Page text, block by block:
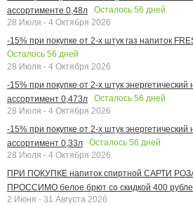
ассортименте 0,48л
Осталось 56 дней
28 Июля - 4 Октября 2026
-15% при покупке от 2-х штук газ напиток
Осталось 56 дней
28 Июля - 4 Октября 2026
-15% при покупке от 2-х штук
ассортимент 0,473л
Осталось 56 дней
28 Июля - 4 Октября 2026
-15% при покупке от 2-х штук
ассортимент 0,33л
Осталось 56 дней
28 Июля - 4 Октября 2026
ПРИ ПОКУПКЕ напиток спиртной САРТИ РОЗА
ПРОССИМО белое брют со скидкой 400
2 Июня - 31 Августа 2026